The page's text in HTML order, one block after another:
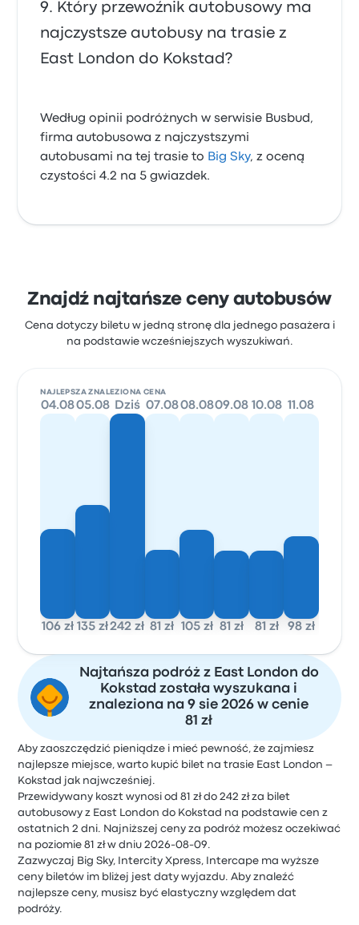
Który przewoźnik autobusowy ma
najczystsze autobusy na trasie z
East London do Kokstad?
Według opinii podróżnych w serwisie Busbud,
firma autobusowa z najczystszymi
autobusami na tej trasie to Big Sky, z oceną
czystości 4.2 na 5 gwiazdek.
Znajdź najtańsze ceny autobusów
Cena dotyczy biletu w jedną stronę dla jednego pasażera i
na podstawie wcześniejszych wyszukiwań.
NAJLEPSZA ZNALEZIONA CENA
04.08
106 zł
05.08
135 zł
Dziś
242 zł
07.08
81 zł
08.08
105 zł
09.08
81 zł
10.08
81 zł
11.08
98 zł
Najtańsza podróż z East London do
Kokstad została wyszukana i
znaleziona na 9 sie 2026 w cenie
81 zł
Aby zaoszczędzić pieniądze i mieć pewność, że zajmiesz
najlepsze miejsce, warto kupić bilet na trasie East London –
Kokstad jak najwcześniej.
Przewidywany koszt wynosi od 81 zł do 242 zł za bilet
autobusowy z East London do Kokstad na podstawie cen z
ostatnich 2 dni. Najniższej ceny za podróż możesz oczekiwać
na poziomie 81 zł w dniu 2026-08-09.
Zazwyczaj Big Sky, Intercity Xpress, Intercape ma wyższe
ceny biletów im bliżej jest daty wyjazdu. Aby znaleźć
najlepsze ceny, musisz być elastyczny względem dat
podróży.